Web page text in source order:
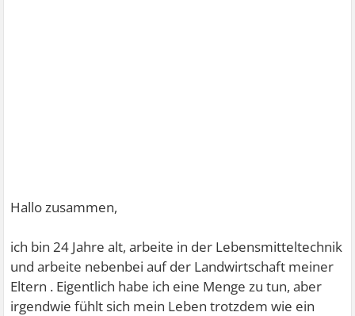
Hallo zusammen,
ich bin 24 Jahre alt, arbeite in der Lebensmitteltechnik
und arbeite nebenbei auf der Landwirtschaft meiner
Eltern . Eigentlich habe ich eine Menge zu tun, aber
irgendwie fühlt sich mein Leben trotzdem wie ein